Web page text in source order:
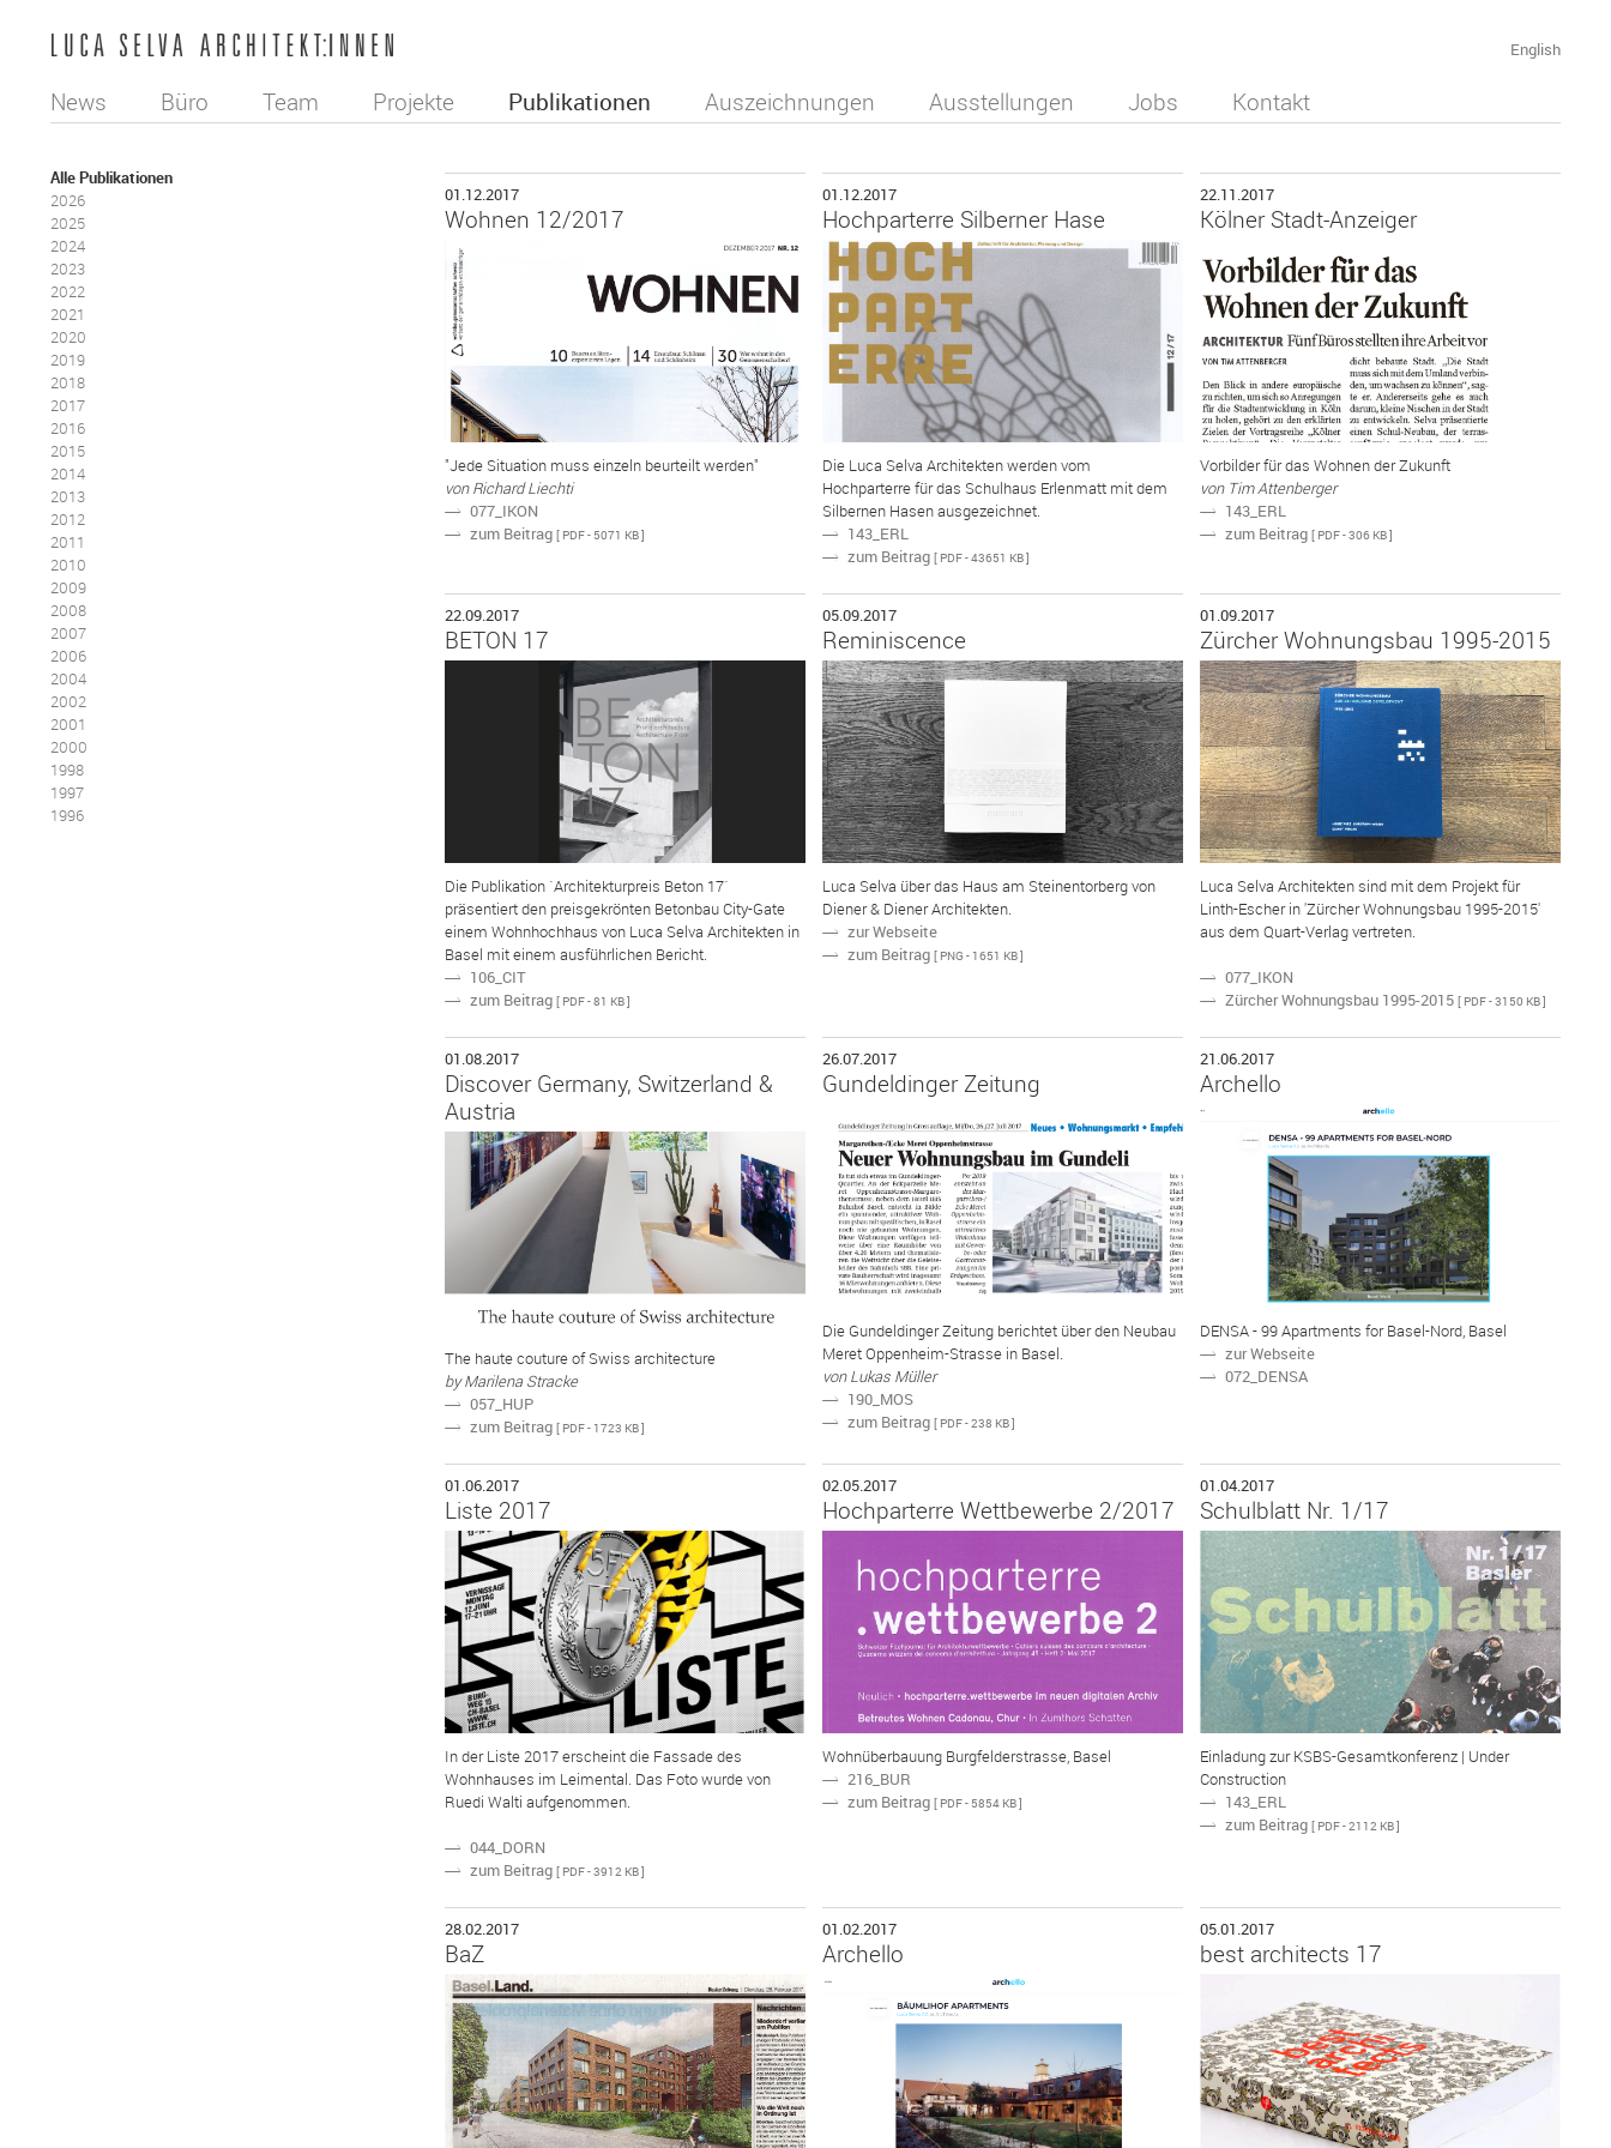
English
News Büro Team Projekte Publikationen Auszeichnungen Ausstellungen Jobs Kontakt
Alle Publikationen
2026
2025
2024
2023
2022
2021
2020
2019
2018
2017
2016
2015
2014
2013
2012
2011
2010
2009
2008
2007
2006
2004
2002
2001
2000
1998
1997
1996
01.12.2017
Wohnen 12/2017
"Jede Situation muss einzeln beurteilt werden"
von Richard Liechti
N 077_IKON
N zum Beitrag [ PDF - 5071 KB ]
01.12.2017
Hochparterre Silberner Hase
Die Luca Selva Architekten werden vom
Hochparterre für das Schulhaus Erlenmatt mit dem
Silbernen Hasen ausgezeichnet.
N 143_ERL
N zum Beitrag [ PDF - 43651 KB ]
22.11.2017
Kölner Stadt-Anzeiger
Vorbilder für das Wohnen der Zukunft
von Tim Attenberger
N 143_ERL
N zum Beitrag [ PDF - 306 KB ]
22.09.2017
BETON 17
Die Publikation ´Architekturpreis Beton 17´
präsentiert den preisgekrönten Betonbau City-Gate
einem Wohnhochhaus von Luca Selva Architekten in
Basel mit einem ausführlichen Bericht.
N 106_CIT
N zum Beitrag [ PDF - 81 KB ]
05.09.2017
Reminiscence
Luca Selva über das Haus am Steinentorberg von
Diener & Diener Architekten.
N zur Webseite
N zum Beitrag [ PNG - 1651 KB ]
01.09.2017
Zürcher Wohnungsbau 1995-2015
Luca Selva Architekten sind mit dem Projekt für
Linth-Escher in 'Zürcher Wohnungsbau 1995-2015'
aus dem Quart-Verlag vertreten.
N 077_IKON
N Zürcher Wohnungsbau 1995-2015 [ PDF - 3150 KB ]
01.08.2017
Discover Germany, Switzerland &
Austria
The haute couture of Swiss architecture
by Marilena Stracke
N 057_HUP
N zum Beitrag [ PDF - 1723 KB ]
26.07.2017
Gundeldinger Zeitung
Die Gundeldinger Zeitung berichtet über den Neubau
Meret Oppenheim-Strasse in Basel.
von Lukas Müller
N 190_MOS
N zum Beitrag [ PDF - 238 KB ]
21.06.2017
Archello
DENSA - 99 Apartments for Basel-Nord, Basel
N zur Webseite
N 072_DENSA
01.06.2017
Liste 2017
In der Liste 2017 erscheint die Fassade des
Wohnhauses im Leimental. Das Foto wurde von
Ruedi Walti aufgenommen.
N 044_DORN
N zum Beitrag [ PDF - 3912 KB ]
02.05.2017
Hochparterre Wettbewerbe 2/2017
Wohnüberbauung Burgfelderstrasse, Basel
N 216_BUR
N zum Beitrag [ PDF - 5854 KB ]
01.04.2017
Schulblatt Nr. 1/17
Einladung zur KSBS-Gesamtkonferenz | Under
Construction
N 143_ERL
N zum Beitrag [ PDF - 2112 KB ]
28.02.2017
BaZ
01.02.2017
Archello
05.01.2017
best architects 17